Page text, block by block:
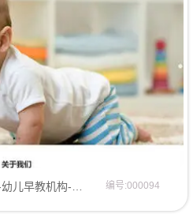
编号:000094